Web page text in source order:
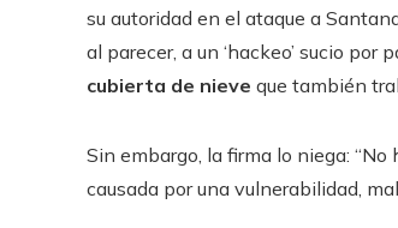
su autoridad en el ataque a
al parecer, a un ‘hackeo’ sucio
cubierta de nieve que también
Sin embargo, la firma lo niega:
causada por una vulnerabilidad,